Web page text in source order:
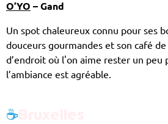
O’YO – Gand
Un spot chaleureux connu pour ses
douceurs gourmandes et son café
d’endroit où l'on aime rester un peu
l’ambiance est agréable.
☕